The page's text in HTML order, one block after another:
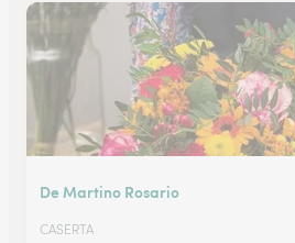
De Martino Rosario
CASERTA